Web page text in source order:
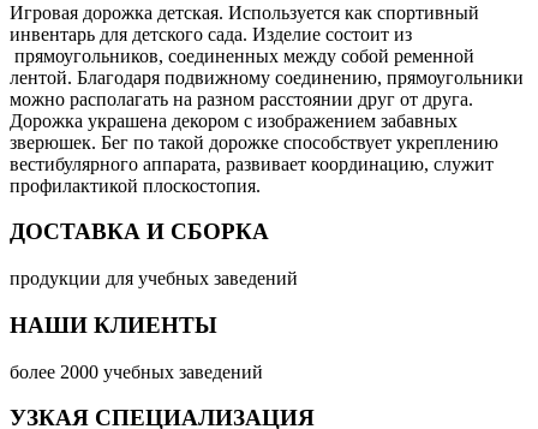
Игровая дорожка детская. Используется как спортивный
инвентарь для детского сада. Изделие состоит из
прямоугольников, соединенных между собой ременной
лентой. Благодаря подвижному соединению, прямоугольники
можно располагать на разном расстоянии друг от друга.
Дорожка украшена декором с изображением забавных
зверюшек. Бег по такой дорожке способствует укреплению
вестибулярного аппарата, развивает координацию, служит
профилактикой плоскостопия.
ДОСТАВКА И СБОРКА
продукции для учебных заведений
НАШИ КЛИЕНТЫ
более 2000 учебных заведений
УЗКАЯ СПЕЦИАЛИЗАЦИЯ